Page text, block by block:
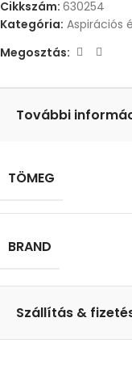
Cikkszám: 630254
Kategória: Aspirációs
Megosztás:
További
TÖMEG
BRAND
Szállítás &